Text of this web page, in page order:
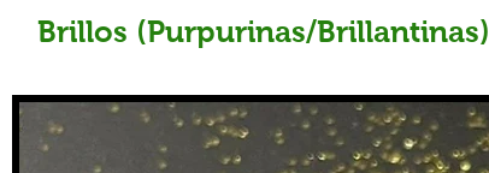
Brillos (Purpurinas/Brillantinas)